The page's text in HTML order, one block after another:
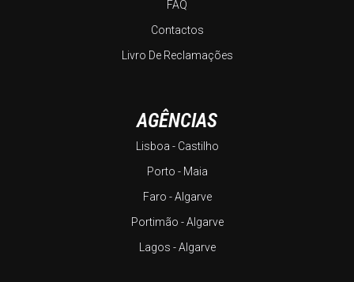
FAQ
Contactos
Livro De Reclamações
AGÊNCIAS
Lisboa - Castilho
Porto - Maia
Faro - Algarve
Portimão - Algarve
Lagos - Algarve